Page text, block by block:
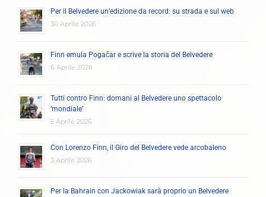
Per il Belvedere un’edizione da record: su strada e sul web
30 Aprile 2026
Finn emula Pogačar e scrive la storia del Belvedere
6 Aprile 2026
Tutti contro Finn: domani al Belvedere uno spettacolo
‘mondiale’
5 Aprile 2026
Con Lorenzo Finn, il Giro del Belvedere vede arcobaleno
3 Aprile 2026
Per la Bahrain con Jackowiak sarà proprio un Belvedere